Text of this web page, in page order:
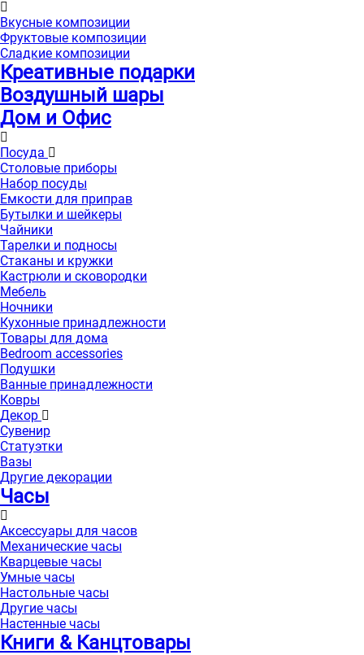
Вкусные композиции
Фруктовые композиции
Сладкие композиции
Креативные подарки
Воздушный шары
Дом и Офис
Посуда
Столовые приборы
Набор посуды
Емкости для приправ
Бутылки и шейкеры
Чайники
Тарелки и подносы
Стаканы и кружки
Кастрюли и сковородки
Мебель
Ночники
Кухонные принадлежности
Товары для дома
Bedroom accessories
Подушки
Ванные принадлежности
Ковры
Декор
Сувенир
Статуэтки
Вазы
Другие декорации
Часы
Аксессуары для часов
Механические часы
Кварцевые часы
Умные часы
Настольные часы
Другие часы
Настенные часы
Книги & Канцтовары